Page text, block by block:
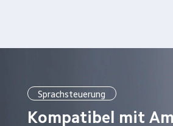
Sprachsteuerung
Kompatibel mit